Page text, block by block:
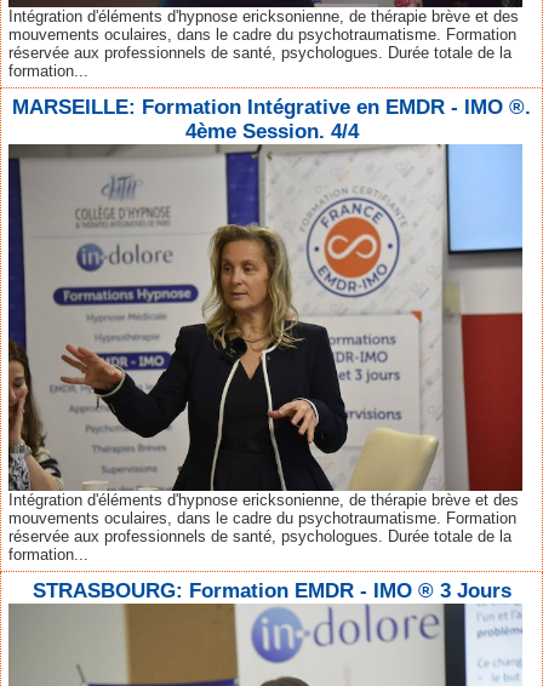
Intégration d'éléments d'hypnose ericksonienne, de thérapie brève et des
mouvements oculaires, dans le cadre du psychotraumatisme. Formation
réservée aux professionnels de santé, psychologues. Durée totale de la
formation...
MARSEILLE: Formation Intégrative en EMDR - IMO ®.
4ème Session. 4/4
Intégration d'éléments d'hypnose ericksonienne, de thérapie brève et des
mouvements oculaires, dans le cadre du psychotraumatisme. Formation
réservée aux professionnels de santé, psychologues. Durée totale de la
formation...
STRASBOURG: Formation EMDR - IMO ® 3 Jours